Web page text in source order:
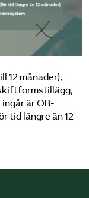
12 månader),
är OB-
tid längre än 12